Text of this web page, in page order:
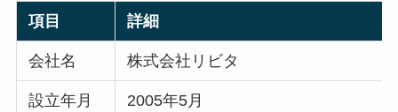
項目 詳細
会社名 株式会社リビタ
設立年月 2005年5月